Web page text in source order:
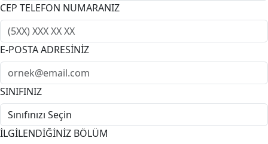
CEP TELEFON NUMARANIZ
E-POSTA ADRESİNİZ
SINIFINIZ
İLGİLENDİĞİNİZ BÖLÜM